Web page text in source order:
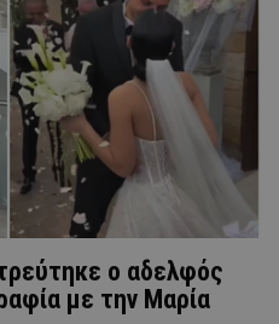
ο αδελφός
με την Μαρία